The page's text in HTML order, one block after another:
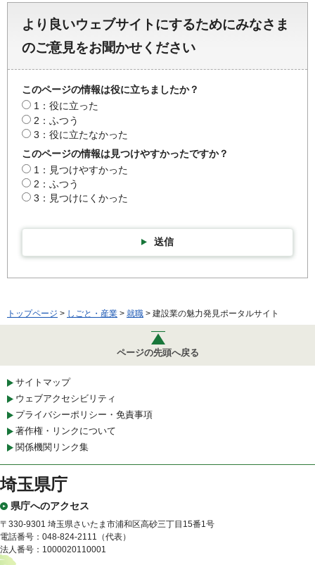
より良いウェブサイトにするためにみなさま
のご意見をお聞かせください
このページの情報は役に立ちましたか？
1：役に立った
2：ふつう
3：役に立たなかった
このページの情報は見つけやすかったですか？
1：見つけやすかった
2：ふつう
3：見つけにくかった
送信
トップページ > しごと・産業 > 就職 > 建設業の魅力発見ポータルサイト
ページの先頭へ戻る
サイトマップ
ウェブアクセシビリティ
プライバシーポリシー・免責事項
著作権・リンクについて
関係機関リンク集
埼玉県庁
県庁へのアクセス
〒330-9301 埼玉県さいたま市浦和区高砂三丁目15番1号
電話番号：048-824-2111（代表）
法人番号：1000020110001